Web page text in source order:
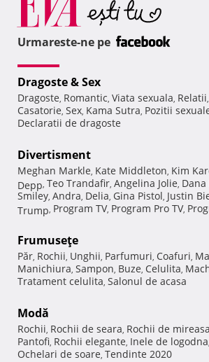
Urmareste-ne pe
Dragoste & Sex
Dragoste, Romantic, Viata sexuala, Relatii,
Casatorie, Sex, Kama Sutra, Pozitii
Declaratii de dragoste
Divertisment
Meghan Markle, Kate Middleton, Kim
Depp, Teo Trandafir, Angelina Jolie, Dana
Smiley, Andra, Delia, Gina Pistol, Justin
Trump, Program TV, Program Pro TV,
Frumuseţe
Păr, Rochii, Unghii, Parfumuri, Coafuri,
Manichiura, Sampon, Buze, Celulita,
Tratament celulita, Salonul de acasa
Modă
Rochii, Rochii de seara, Rochii de mireasa
Pantofi, Rochii elegante, Inele de logodna,
Ochelari de soare, Tendinte 2020